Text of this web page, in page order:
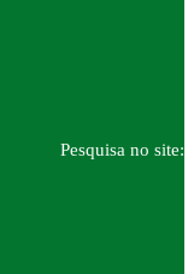
Pesquisa no site: